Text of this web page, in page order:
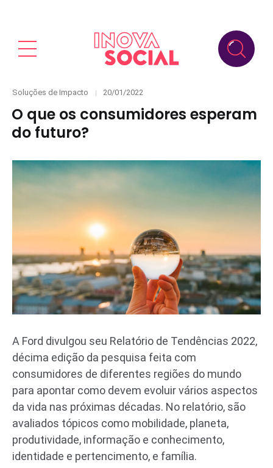
Categories
Soluções de Impacto
Posted
20/01/2022
O que os consumidores esperam
do futuro?
A Ford divulgou seu Relatório de Tendências 2022,
décima edição da pesquisa feita com
consumidores de diferentes regiões do mundo
para apontar como devem evoluir vários aspectos
da vida nas próximas décadas. No relatório, são
avaliados tópicos como mobilidade, planeta,
produtividade, informação e conhecimento,
identidade e pertencimento, e família.